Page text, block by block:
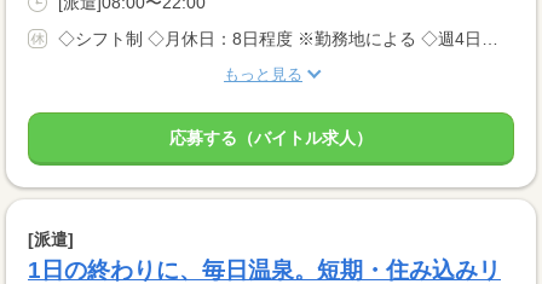
もっと見る
応募する（バイトル求人）
[派遣]
1日の終わりに、毎日温泉。短期・住み込みリ